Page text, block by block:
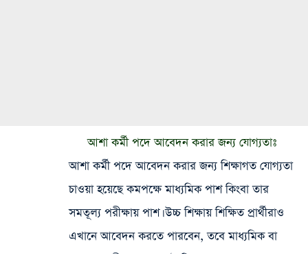
আশা কর্মী পদে আবেদন করার জন্য যোগ্যতাঃ
আশা কর্মী পদে আবেদন করার জন্য শিক্ষাগত যোগ্যতা
চাওয়া হয়েছে কমপক্ষে মাধ্যমিক পাশ কিংবা তার
সমতূল্য পরীক্ষায় পাশ। উচ্চ শিক্ষায় শিক্ষিত প্রার্থীরাও
এখানে আবেদন করতে পারবেন, তবে মাধ্যমিক বা